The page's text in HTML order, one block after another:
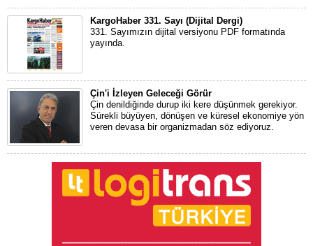
KargoHaber 331. Sayı (Dijital Dergi)
331. Sayımızın dijital versiyonu PDF formatında
yayında.
Çin'i İzleyen Geleceği Görür
Çin denildiğinde durup iki kere düşünmek gerekiyor.
Sürekli büyüyen, dönüşen ve küresel ekonomiye yön
veren devasa bir organizmadan söz ediyoruz.